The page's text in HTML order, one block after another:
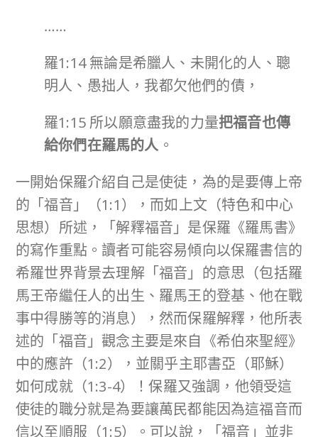
……
羅1:14 無論是希臘人、未開化的人、聰
明人、愚拙人，我都欠他們的債，
羅1:15 所以願意盡我的力量把福音也傳
給你們在羅馬的人。
一開始保羅介紹自己是使徒，為的是要傳上帝
的「福音」（1:1），而如上文（特色和中心
思想）所述，「解釋福音」是保羅《羅馬書》
的寫作重點。讀者可能容易傾向以保羅書信的
希羅世界背景去理解「福音」的意思（包括羅
馬王帝繼任人的出生、羅馬王的登基、他在戰
事中得勝等的消息），然而保羅解釋，他所表
述的「福音」觀念主要是來自《希伯來聖經》
中的應許（1:2），並關乎主耶書亞（耶穌）
如何成就（1:3-4）！保羅又強調，他領受這
使徒的職分就是為要讓萬民都能因為這福音而
信以至順服（1:5）。可以說，「福音」並非